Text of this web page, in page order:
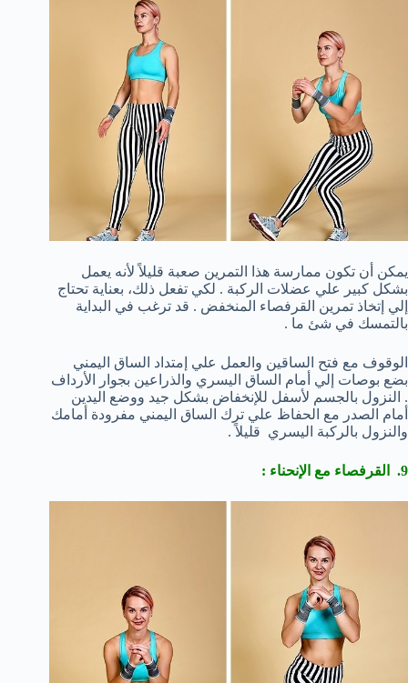
يمكن أن تكون ممارسة هذا التمرين صعبة قليلاً لأنه يعمل
بشكل كبير علي عضلات الركبة . لكي تفعل ذلك، بعناية تحتاج
إلي إتخاذ تمرين القرفصاء المنخفض . قد ترغب في البداية
بالتمسك في شئ ما .
الوقوف مع فتح الساقين والعمل علي إمتداد الساق اليمني
بضع بوصات إلي أمام الساق اليسري والذراعين بجوار الأرداف
. النزول بالجسم لأسفل للإنخفاض بشكل جيد ووضع اليدين
أمام الصدر مع الحفاظ علي ترك الساق اليمني مفرودة أمامك
والنزول بالركبة اليسري قليلاً .
9. القرفصاء مع الإنحناء :